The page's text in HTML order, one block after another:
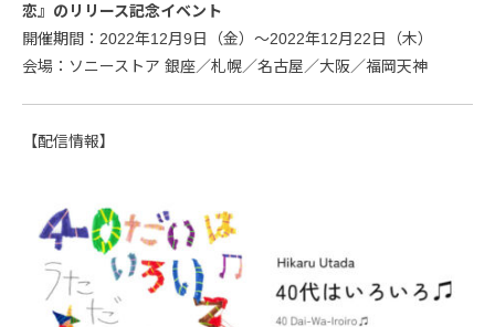
恋』のリリース記念イベント
開催期間：2022年12月9日（金）～2022年12月22日（木）
会場：ソニーストア 銀座／札幌／名古屋／大阪／福岡天神
【配信情報】